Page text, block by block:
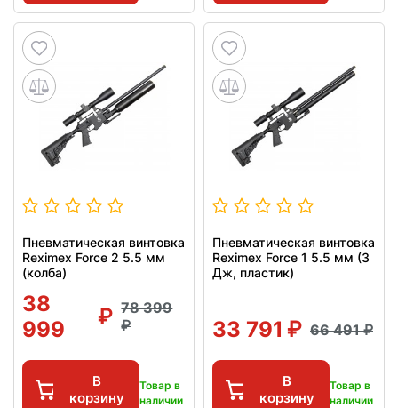
Пневматическая винтовка
Reximex Force 2 5.5 мм
(колба)
38
999
78 399
В
корзину
Товар в
наличии
Пневматическая винтовка
Reximex Force 1 5.5 мм (3
Дж, пластик)
33 791 66 491
В
корзину
Товар в
наличии